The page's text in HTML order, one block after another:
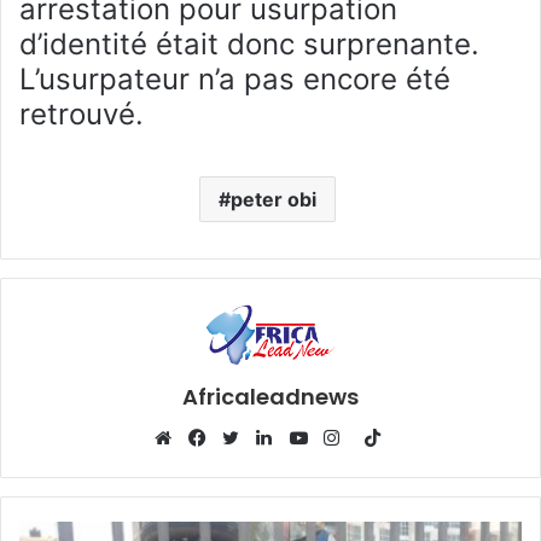
arrestation pour usurpation
d’identité était donc surprenante.
L’usurpateur n’a pas encore été
retrouvé.
peter obi
Africaleadnews
e
b
a
c
w
i
i
n
o
u
n
s
T
k
T